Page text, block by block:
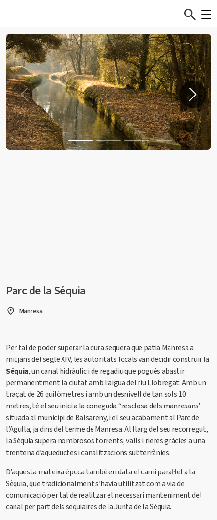
Parc de la Séquia
Manresa
Per tal de poder superar la dura sequera que patia Manresa a
mitjans del segle XIV, les autoritats locals van decidir construir la
Séquia, un canal hidràulic i de regadiu que pogués abastir
permanentment la ciutat amb l’aigua del riu Llobregat. Amb un
traçat de 26 quilòmetres i amb un desnivell de tan sols 10
metres, té el seu inici a la coneguda “resclosa dels manresans”
situada al municipi de Balsareny, i el seu acabament al Parc de
l’Agulla, ja dins del terme de Manresa. Al llarg del seu recorregut,
la Sèquia supera nombrosos torrents, valls i rieres gràcies a una
trentena d’aqüeductes i canalitzacions subterrànies.
D’aquesta mateixa època també en data el camí paral·lel a la
Sèquia, que tradicionalment s’havia utilitzat com a via de
comunicació per tal de realitzar el necessari manteniment del
canal per part dels sequiaires de la Junta de la Sèquia.